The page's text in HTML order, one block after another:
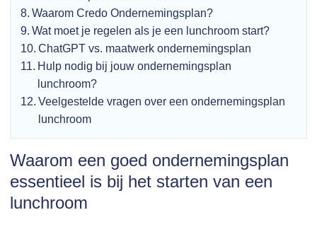
Waarom Credo Ondernemingsplan?
Wat moet je regelen als je een lunchroom start?
ChatGPT vs. maatwerk ondernemingsplan
Hulp nodig bij jouw ondernemingsplan
lunchroom?
Veelgestelde vragen over een ondernemingsplan
lunchroom
Waarom een goed ondernemingsplan
essentieel is bij het starten van een
lunchroom